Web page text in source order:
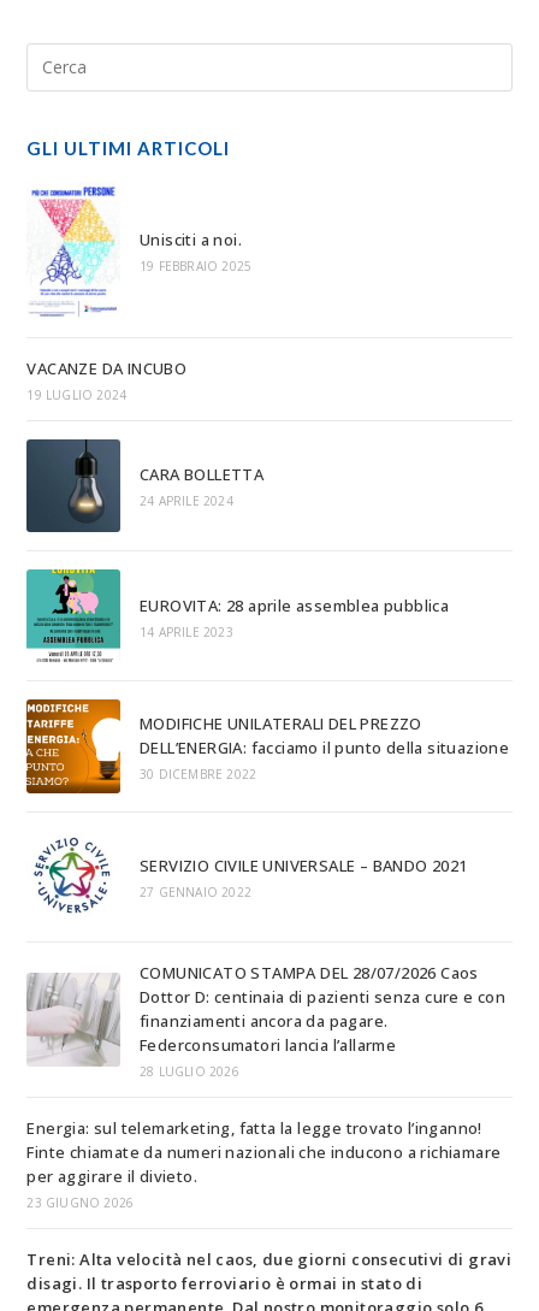
GLI ULTIMI ARTICOLI
Unisciti a noi.
19 FEBBRAIO 2025
VACANZE DA INCUBO
19 LUGLIO 2024
CARA BOLLETTA
24 APRILE 2024
EUROVITA: 28 aprile assemblea pubblica
14 APRILE 2023
MODIFICHE UNILATERALI DEL PREZZO
DELL’ENERGIA: facciamo il punto della situazione
30 DICEMBRE 2022
SERVIZIO CIVILE UNIVERSALE – BANDO 2021
27 GENNAIO 2022
COMUNICATO STAMPA DEL 28/07/2026 Caos
Dottor D: centinaia di pazienti senza cure e con
finanziamenti ancora da pagare.
Federconsumatori lancia l’allarme
28 LUGLIO 2026
Energia: sul telemarketing, fatta la legge trovato l’inganno!
Finte chiamate da numeri nazionali che inducono a richiamare
per aggirare il divieto.
23 GIUGNO 2026
Treni: Alta velocità nel caos, due giorni consecutivi di gravi
disagi. Il trasporto ferroviario è ormai in stato di